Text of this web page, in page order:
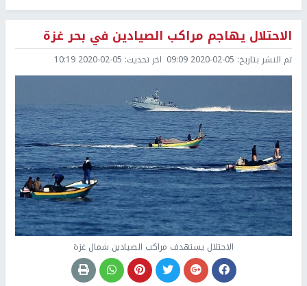
الاحتلال يهاجم مراكب الصيادين في بحر غزة
تم النشر بتاريخ: 2020-02-05 09:09 اخر تحديث: 2020-02-05 10:19
الاحتلال يستهدف مراكب الصيادين شمال غزة